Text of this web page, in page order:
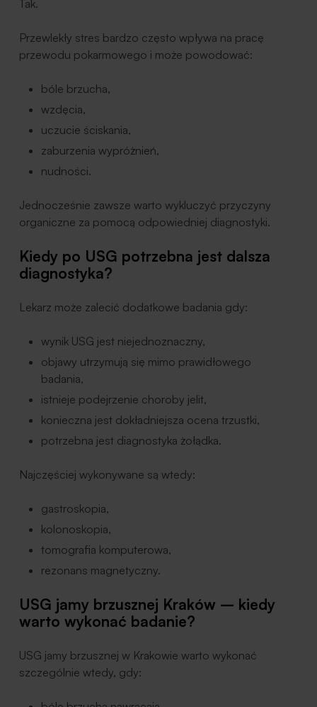
Tak.
Przewlekły stres bardzo często wpływa na pracę
przewodu pokarmowego i może powodować:
bóle brzucha,
wzdęcia,
uczucie ściskania,
zaburzenia wypróżnień,
nudności.
Jednocześnie zawsze warto wykluczyć przyczyny
organiczne za pomocą odpowiedniej diagnostyki.
Kiedy po USG potrzebna jest dalsza
diagnostyka?
Lekarz może zalecić dodatkowe badania gdy:
wynik USG jest niejednoznaczny,
objawy utrzymują się mimo prawidłowego
badania,
istnieje podejrzenie choroby jelit,
konieczna jest dokładniejsza ocena trzustki,
potrzebna jest diagnostyka żołądka.
Najczęściej wykonywane są wtedy:
gastroskopia,
kolonoskopia,
tomografia komputerowa,
rezonans magnetyczny.
USG jamy brzusznej Kraków – kiedy
warto wykonać badanie?
USG jamy brzusznej w Krakowie warto wykonać
szczególnie wtedy, gdy: